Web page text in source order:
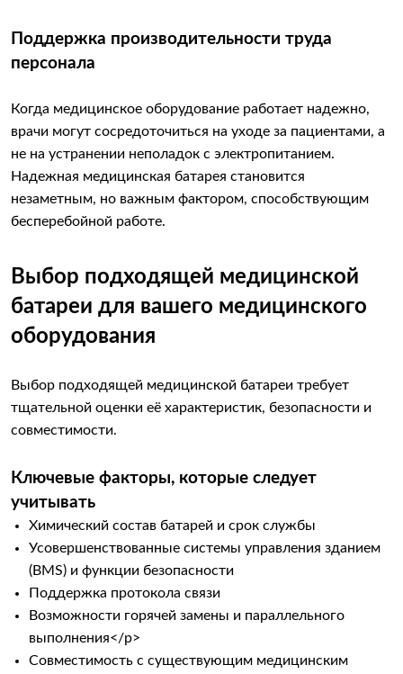
Поддержка производительности труда
персонала
Когда медицинское оборудование работает надежно,
врачи могут сосредоточиться на уходе за пациентами, а
не на устранении неполадок с электропитанием.
Надежная медицинская батарея становится
незаметным, но важным фактором, способствующим
бесперебойной работе.
Выбор подходящей медицинской
батареи для вашего медицинского
оборудования
Выбор подходящей медицинской батареи требует
тщательной оценки её характеристик, безопасности и
совместимости.
Ключевые факторы, которые следует
учитывать
Химический состав батарей и срок службы
Усовершенствованные системы управления зданием
(BMS) и функции безопасности
Поддержка протокола связи
Возможности горячей замены и параллельного
выполнения</p>
Совместимость с существующим медицинским